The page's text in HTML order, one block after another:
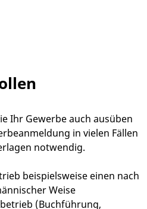
Ihr Gewerbe auch ausüben
in vielen Fällen
notwendig.
beispielsweise einen nach
Weise
(Buchführung,